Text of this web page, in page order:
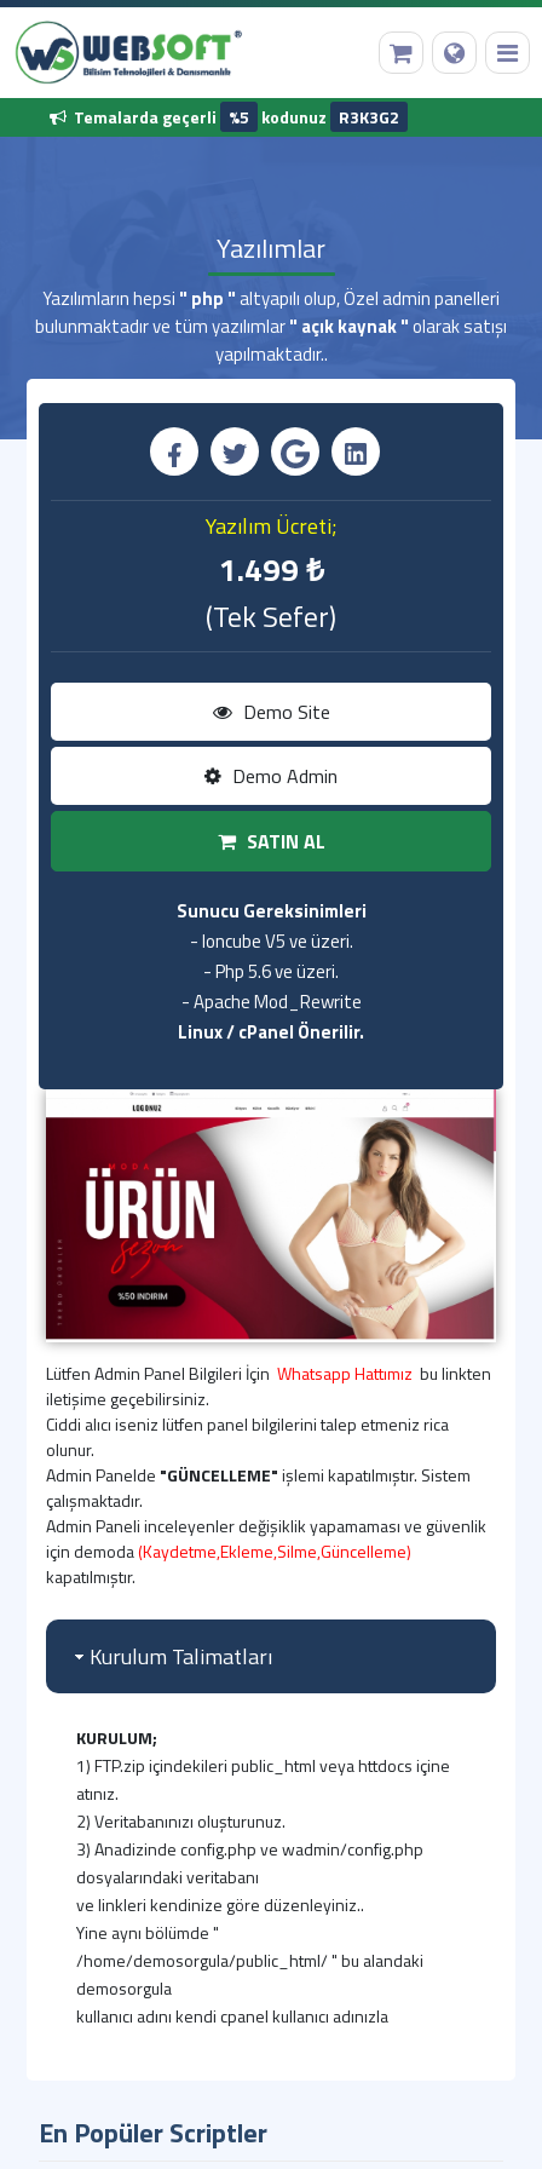
Temalarda geçerli %5 kodunuz R3K3G2
Yazılımlar
Yazılımların hepsi " php "altyapılı olup, Özel admin panelleri
bulunmaktadır ve tüm yazılımlar" açık kaynak "olarak satışı
yapılmaktadır..
Yazılım Ücreti;
1.499 ₺
(Tek Sefer)
Demo Site
Demo Admin
SATIN AL
Sunucu Gereksinimleri
- Ioncube V5 ve üzeri.
- Php 5.6 ve üzeri.
- Apache Mod_Rewrite
Linux / cPanel Önerilir.
Lütfen Admin Panel Bilgileri İçin Whatsapp Hattımız bu linkten
iletişime geçebilirsiniz.
Ciddi alıcı iseniz lütfen panel bilgilerini talep etmeniz rica
olunur.
Admin Panelde "GÜNCELLEME"işlemi kapatılmıştır. Sistem
çalışmaktadır.
Admin Paneli inceleyenler değişiklik yapamaması ve güvenlik
için demoda(Kaydetme,Ekleme,Silme,Güncelleme)
kapatılmıştır.
Kurulum Talimatları
KURULUM;
1) FTP.zip içindekileri public_html veya httdocs içine
atınız.
2) Veritabanınızı oluşturunuz.
3) Anadizinde config.php ve wadmin/config.php
dosyalarındaki veritabanı
ve linkleri kendinize göre düzenleyiniz..
Yine aynı bölümde "
/home/demosorgula/public_html/ " bu alandaki
demosorgula
kullanıcı adını kendi cpanel kullanıcı adınızla
4) Veritabanı.sql dosyasını phpmyadminden içe
aktarınız.
En Popüler Scriptler
Web Hosting
Hazır Yazılımlar
Diğer Hizmetler
Kurumsal Bilgilerimiz